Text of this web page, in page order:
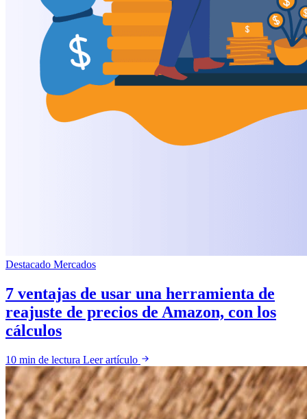
Destacado Mercados
7 ventajas de usar una herramienta de
reajuste de precios de Amazon, con los
cálculos
10 min de lectura Leer artículo